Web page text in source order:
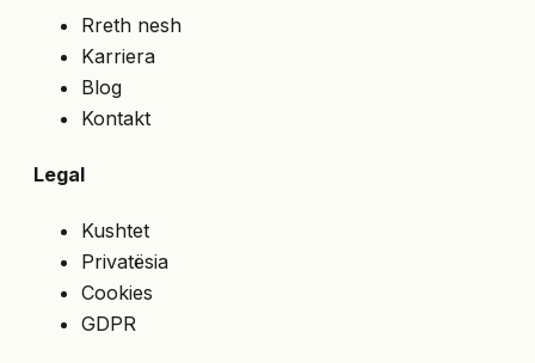
Rreth nesh
Karriera
Blog
Kontakt
Legal
Kushtet
Privatësia
Cookies
GDPR